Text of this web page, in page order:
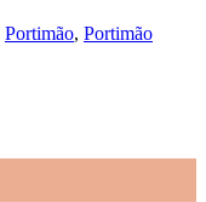
Portimão, Portimão